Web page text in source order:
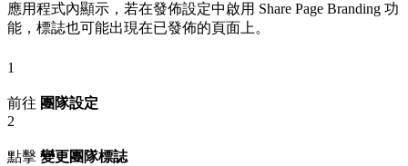
應用程式內顯示，若在發佈設定中啟用 Share Page Branding 功
能，標誌也可能出現在已發佈的頁面上。
1
前往 團隊設定
2
點擊 變更團隊標誌